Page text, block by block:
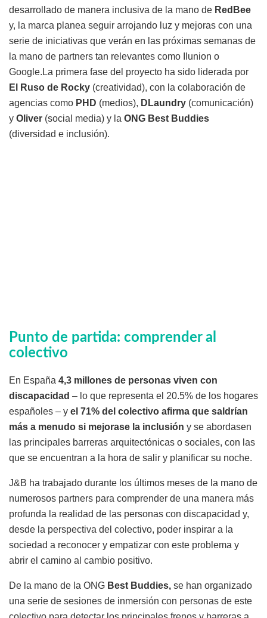
desarrollado de manera inclusiva de la mano de RedBee
y, la marca planea seguir arrojando luz y mejoras con una
serie de iniciativas que verán en las próximas semanas de
la mano de partners tan relevantes como Ilunion o
Google.La primera fase del proyecto ha sido liderada por
El Ruso de Rocky (creatividad), con la colaboración de
agencias como PHD (medios), DLaundry (comunicación)
y Oliver (social media) y la ONG Best Buddies
(diversidad e inclusión).
Punto de partida: comprender al
colectivo
En España 4,3 millones de personas viven con
discapacidad – lo que representa el 20.5% de los hogares
españoles – y el 71% del colectivo afirma que saldrían
más a menudo si mejorase la inclusión y se abordasen
las principales barreras arquitectónicas o sociales, con las
que se encuentran a la hora de salir y planificar su noche.
J&B ha trabajado durante los últimos meses de la mano de
numerosos partners para comprender de una manera más
profunda la realidad de las personas con discapacidad y,
desde la perspectiva del colectivo, poder inspirar a la
sociedad a reconocer y empatizar con este problema y
abrir el camino al cambio positivo.
De la mano de la ONG Best Buddies, se han organizado
una serie de sesiones de inmersión con personas de este